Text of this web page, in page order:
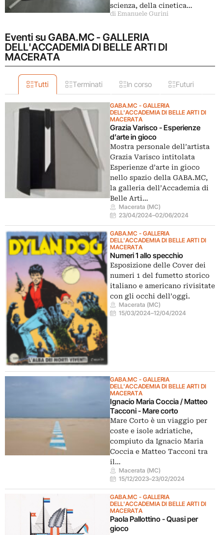
scienza, della cinetica…
di Emanuele Gurini
Eventi su GABA.MC - GALLERIA
DELL'ACCADEMIA DI BELLE ARTI DI
MACERATA
Tutti Terminati In corso Futuri
GABA.MC - GALLERIA
DELL'ACCADEMIA DI BELLE ARTI DI
MACERATA
Grazia Varisco - Esperienze
d’arte in gioco
Mostra personale dell’artista
Grazia Varisco intitolata
Esperienze d’arte in gioco
nello spazio della GABA.MC,
la galleria dell’Accademia di
Belle Arti…
Macerata (MC)
23/04/2024–02/06/2024
GABA.MC - GALLERIA
DELL'ACCADEMIA DI BELLE ARTI DI
MACERATA
Numeri 1 allo specchio
Esposizione delle Cover dei
numeri 1 del fumetto storico
italiano e americano rivisitate
con gli occhi dell’oggi.
Macerata (MC)
15/03/2024–12/04/2024
GABA.MC - GALLERIA
DELL'ACCADEMIA DI BELLE ARTI DI
MACERATA
Ignacio Maria Coccia / Matteo
Tacconi - Mare corto
Mare Corto è un viaggio per
coste e isole adriatiche,
compiuto da Ignacio Maria
Coccia e Matteo Tacconi tra
il…
Macerata (MC)
15/12/2023–23/02/2024
GABA.MC - GALLERIA
DELL'ACCADEMIA DI BELLE ARTI DI
MACERATA
Paola Pallottino - Quasi per
gioco